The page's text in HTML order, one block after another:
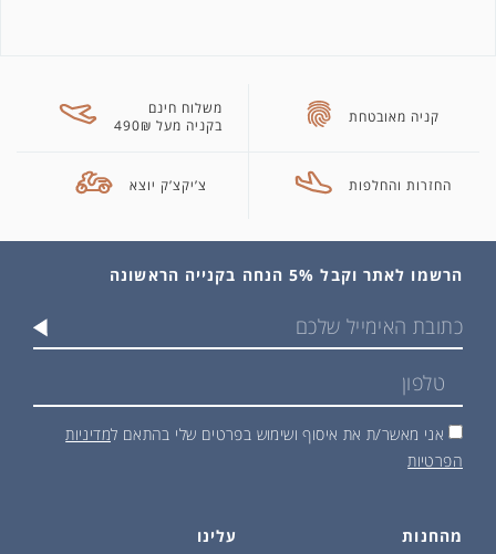
קניה מאובטחת
משלוח חינם
בקניה מעל 490₪
החזרות והחלפות צ’יקצ’ק יוצא
מהחנות עלינו
הרשמו לאתר וקבל 5% הנחה בקנייה הראשונה
אני מאשר/ת את איסוף ושימוש בפרטים שלי בהתאם למדיניות
הפרטיות